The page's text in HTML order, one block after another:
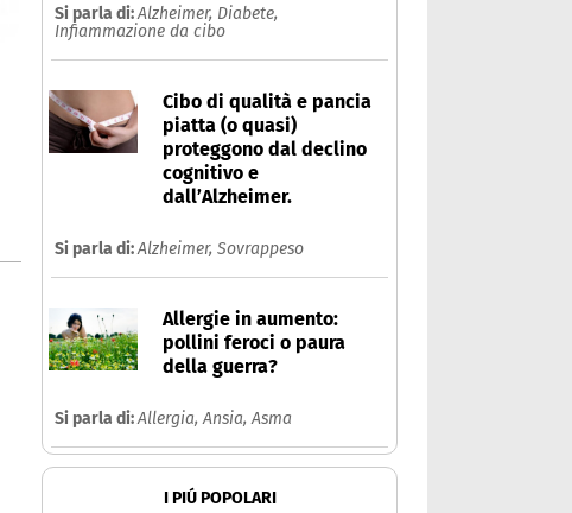
Si parla di:Alzheimer, Diabete,
Infiammazione da cibo
Cibo di qualità e pancia
piatta (o quasi)
proteggono dal declino
cognitivo e
dall’Alzheimer.
Si parla di:Alzheimer, Sovrappeso
Allergie in aumento:
pollini feroci o paura
della guerra?
Si parla di:Allergia,Ansia,Asma
I PIÚ POPOLARI